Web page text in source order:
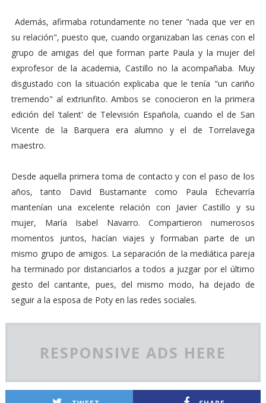
Además, afirmaba rotundamente no tener "nada que ver en
su relación", puesto que, cuando organizaban las cenas con el
grupo de amigas del que forman parte Paula y la mujer del
exprofesor de la academia, Castillo no la acompañaba. Muy
disgustado con la situación explicaba que le tenía "un cariño
tremendo" al extriunfito. Ambos se conocieron en la primera
edición del 'talent' de Televisión Española, cuando el de San
Vicente de la Barquera era alumno y el de Torrelavega
maestro.
Desde aquella primera toma de contacto y con el paso de los
años, tanto David Bustamante como Paula Echevarría
mantenían una excelente relación con Javier Castillo y su
mujer, María Isabel Navarro. Compartieron numerosos
momentos juntos, hacían viajes y formaban parte de un
mismo grupo de amigos. La separación de la mediática pareja
ha terminado por distanciarlos a todos a juzgar por el último
gesto del cantante, pues, del mismo modo, ha dejado de
seguir a la esposa de Poty en las redes sociales.
RESPONSIVE ADS HERE